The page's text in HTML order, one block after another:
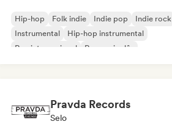
Hip-hop Folk indie Indie pop
Indie rock
Instrumental
Hip-hop instrumental
Rap internacional
Rap em inglês
Pravda Records
Selo